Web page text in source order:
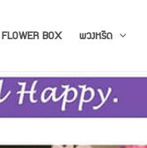
BOX พวงหรีด